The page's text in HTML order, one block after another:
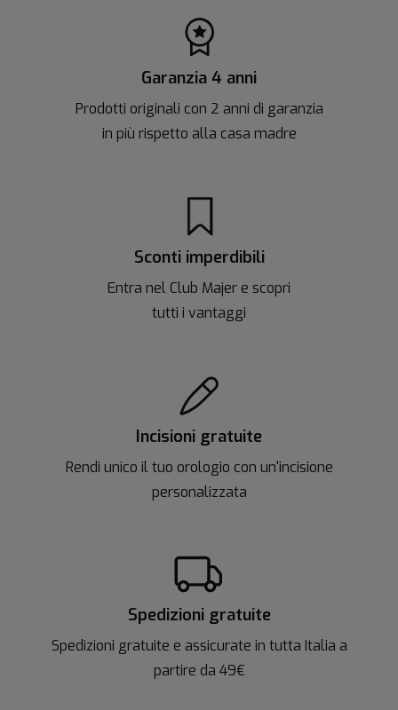
Garanzia 4 anni
Prodotti originali con 2 anni di garanzia
in più rispetto alla casa madre
Sconti imperdibili
Entra nel Club Majer e scopri
tutti i vantaggi
Incisioni gratuite
Rendi unico il tuo orologio con un'incisione
personalizzata
Spedizioni gratuite
Spedizioni gratuite e assicurate in tutta Italia a
partire da 49€